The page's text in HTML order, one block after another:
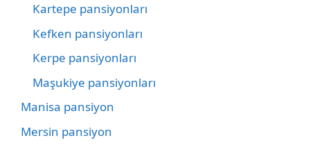
Kartepe pansiyonları
Kefken pansiyonları
Kerpe pansiyonları
Maşukiye pansiyonları
Manisa pansiyon
Mersin pansiyon